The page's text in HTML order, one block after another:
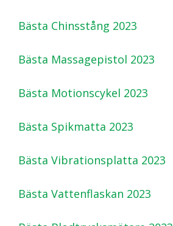
Bästa Chinsstång 2023
Bästa Massagepistol 2023
Bästa Motionscykel 2023
Bästa Spikmatta 2023
Bästa Vibrationsplatta 2023
Bästa Vattenflaskan 2023